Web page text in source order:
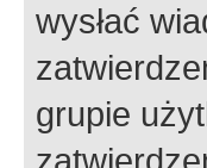
wysłać
grupie